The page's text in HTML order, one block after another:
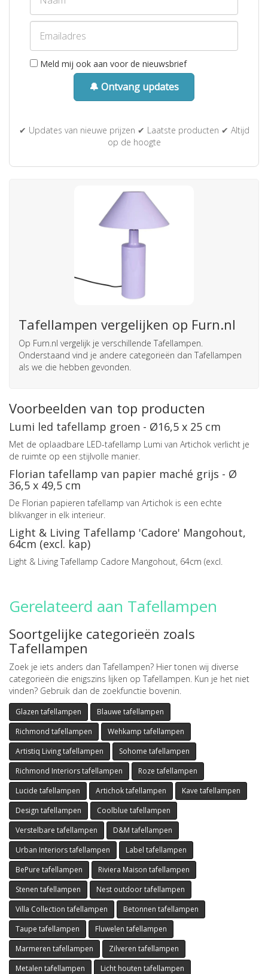
Meld mij ook aan voor de nieuwsbrief
🔔 Ontvang updates
✔ Updates van nieuwe prijzen ✔ Laatste producten ✔ Altijd
op de hoogte
Tafellampen vergelijken op Furn.nl
Op Furn.nl vergelijk je verschillende Tafellampen.
Onderstaand vind je andere categorieën dan Tafellampen
als we die hebben gevonden.
Voorbeelden van top producten
Lumi led tafellamp groen - Ø16,5 x 25 cm
Met de oplaadbare LED-tafellamp Lumi van Artichok verlicht je
de ruimte op een stijlvolle manier.
Florian tafellamp van papier maché grijs - Ø
36,5 x 49,5 cm
De Florian papieren tafellamp van Artichok is een echte
blikvanger in elk interieur.
Light & Living Tafellamp 'Cadore' Mangohout,
64cm (excl. kap)
Light & Living Tafellamp Cadore Mangohout, 64cm (excl.
Gerelateerd aan Tafellampen
Soortgelijke categorieën zoals
Tafellampen
Zoek je iets anders dan Tafellampen? Hier tonen wij diverse
categorieën die enigszins lijken op Tafellampen. Kun je het niet
vinden? Gebruik dan de zoekfunctie bovenin.
Glazen tafellampen
Blauwe tafellampen
Richmond tafellampen
Wehkamp tafellampen
Artistiq Living tafellampen
Sohome tafellampen
Richmond Interiors tafellampen
Roze tafellampen
Lucide tafellampen
Artichok tafellampen
Kave tafellampen
Design tafellampen
Coolblue tafellampen
Verstelbare tafellampen
D&M tafellampen
Urban Interiors tafellampen
Label tafellampen
BePure tafellampen
Riviera Maison tafellampen
Stenen tafellampen
Nest outdoor tafellampen
Villa Collection tafellampen
Betonnen tafellampen
Taupe tafellampen
Fluwelen tafellampen
Marmeren tafellampen
Zilveren tafellampen
Metalen tafellampen
Licht houten tafellampen